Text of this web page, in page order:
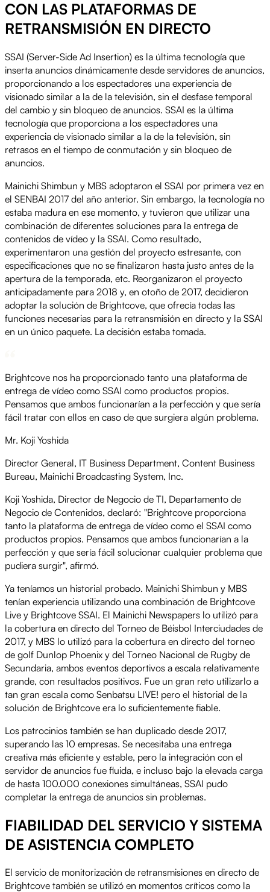
CON LAS PLATAFORMAS DE
RETRANSMISIÓN EN DIRECTO
SSAI (Server-Side Ad Insertion) es la última tecnología que
inserta anuncios dinámicamente desde servidores de anuncios,
proporcionando a los espectadores una experiencia de
visionado similar a la de la televisión, sin el desfase temporal
del cambio y sin bloqueo de anuncios. SSAI es la última
tecnología que proporciona a los espectadores una
experiencia de visionado similar a la de la televisión, sin
retrasos en el tiempo de conmutación y sin bloqueo de
anuncios.
Mainichi Shimbun y MBS adoptaron el SSAI por primera vez en
el SENBAI 2017 del año anterior. Sin embargo, la tecnología no
estaba madura en ese momento, y tuvieron que utilizar una
combinación de diferentes soluciones para la entrega de
contenidos de vídeo y la SSAI. Como resultado,
experimentaron una gestión del proyecto estresante, con
especificaciones que no se finalizaron hasta justo antes de la
apertura de la temporada, etc. Reorganizaron el proyecto
anticipadamente para 2018 y, en otoño de 2017, decidieron
adoptar la solución de Brightcove, que ofrecía todas las
funciones necesarias para la retransmisión en directo y la SSAI
en un único paquete. La decisión estaba tomada.
Brightcove nos ha proporcionado tanto una plataforma de
entrega de vídeo como SSAI como productos propios.
Pensamos que ambos funcionarían a la perfección y que sería
fácil tratar con ellos en caso de que surgiera algún problema.
Mr. Koji Yoshida
Director General, IT Business Department, Content Business
Bureau, Mainichi Broadcasting System, Inc.
Koji Yoshida, Director de Negocio de TI, Departamento de
Negocio de Contenidos, declaró: "Brightcove proporciona
tanto la plataforma de entrega de vídeo como el SSAI como
productos propios. Pensamos que ambos funcionarían a la
perfección y que sería fácil solucionar cualquier problema que
pudiera surgir", afirmó.
Ya teníamos un historial probado. Mainichi Shimbun y MBS
tenían experiencia utilizando una combinación de Brightcove
Live y Brightcove SSAI. El Mainichi Newspapers lo utilizó para
la cobertura en directo del Torneo de Béisbol Interciudades de
2017, y MBS lo utilizó para la cobertura en directo del torneo
de golf Dunlop Phoenix y del Torneo Nacional de Rugby de
Secundaria, ambos eventos deportivos a escala relativamente
grande, con resultados positivos. Fue un gran reto utilizarlo a
tan gran escala como Senbatsu LIVE! pero el historial de la
solución de Brightcove era lo suficientemente fiable.
Los patrocinios también se han duplicado desde 2017,
superando las 10 empresas. Se necesitaba una entrega
creativa más eficiente y estable, pero la integración con el
servidor de anuncios fue fluida, e incluso bajo la elevada carga
de hasta 100.000 conexiones simultáneas, SSAI pudo
completar la entrega de anuncios sin problemas.
FIABILIDAD DEL SERVICIO Y SISTEMA
DE ASISTENCIA COMPLETO
El servicio de monitorización de retransmisiones en directo de
Brightcove también se utilizó en momentos críticos como la